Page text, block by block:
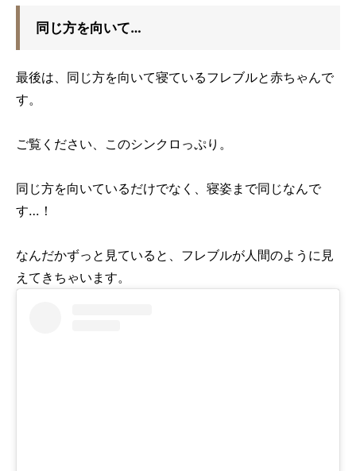
同じ方を向いて…
最後は、同じ方を向いて寝ているフレブルと赤ちゃんで
す。
ご覧ください、このシンクロっぷり。
同じ方を向いているだけでなく、寝姿まで同じなんで
す…！
なんだかずっと見ていると、フレブルが人間のように見
えてきちゃいます。